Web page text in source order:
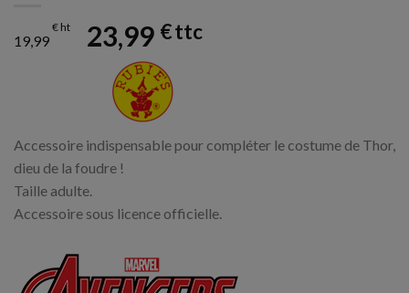
19,99
€ 23,99 €
Accessoire indispensable pour compléter le costume de Thor,
dieu de la foudre !
Taille adulte.
Accessoire sous licence officielle.